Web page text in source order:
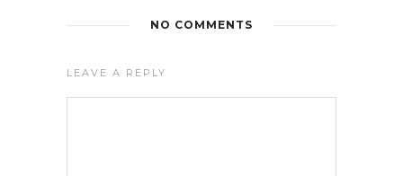
NO COMMENTS
LEAVE A REPLY